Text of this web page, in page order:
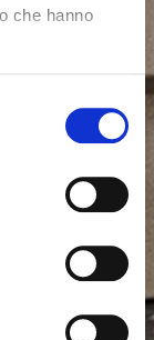
che hanno
Cerrar
Estados